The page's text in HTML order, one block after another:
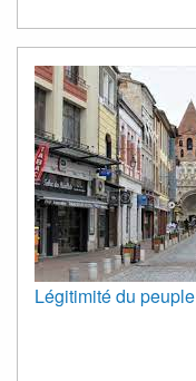
Légitimité du peuple